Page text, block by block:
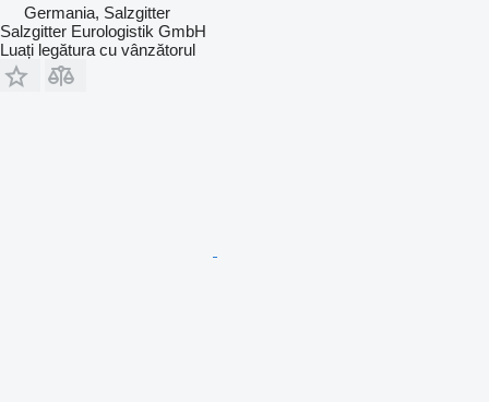
Germania, Salzgitter
Salzgitter Eurologistik GmbH
Luați legătura cu vânzătorul